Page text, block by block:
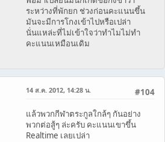
ระหว่างที่พักยก ช่วงก่อนคะแนนขึ้น
มันจะมีการโกงเข้าไปหรือเปล่า
นั่นแหล่ะที่ไม่เข้าใจว่าทำไมไม่ทำ
คะแนนเหมือนเดิม
#104
14 ส.ค. 2012, 14:28 น.
แล้วพวกกีฬาตระกูลใกล้ๆ กันอย่าง
พวกต่อสู้ๆ ล่ะครับ คะแนนเขาขึ้น
Realtime เลยเปล่า